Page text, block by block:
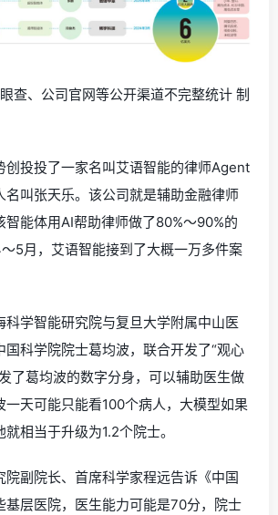
查、公司官网等公开渠道不完整统计 制
创投投了一家名叫艾语智能的律师Agent
名叫张天乐。该公司就是辅助金融律师
智能体用AI帮助律师做了80%～90%的
5月，艾语智能接到了大概一万多件案
科学智能研究院与复旦大学附属中山医
国科学院院士葛均波，联合开发了“观心
了葛均波的数字分身，可以辅助医生做
一天可能只能看100个病人，大模型如果
相当于升级为1.2个院士。
院副院长、首席科学家程远告诉《中国
基层医院，医生能力可能是70分，院士